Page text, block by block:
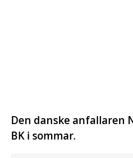
Den danske anfallaren
BK i sommar.